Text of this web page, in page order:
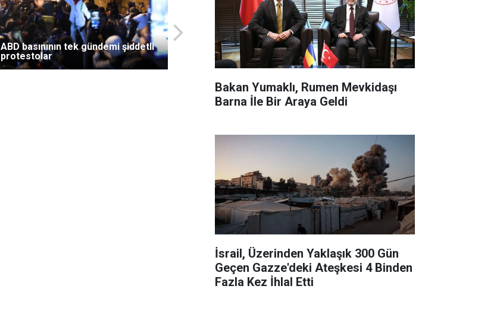
ABD basınının tek gündemi şiddetli
protestolar
Bakan Yumaklı, Rumen Mevkidaşı
Barna İle Bir Araya Geldi
İsrail, Üzerinden Yaklaşık 300 Gün
Geçen Gazze'deki Ateşkesi 4 Binden
Fazla Kez İhlal Etti